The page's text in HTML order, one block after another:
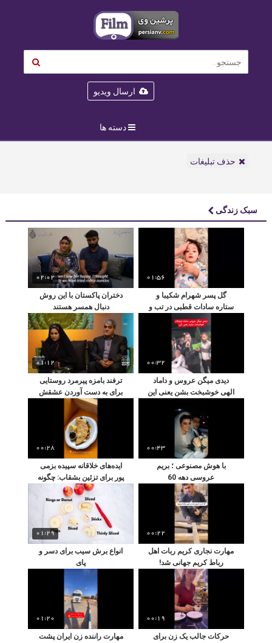
ارسال ویدیو
دسته ها
حذف تبلیغات
سبک زندگی
01:56
گل پسر شهرام شکیبا و
ستاره سادات قطبی در تب و
سرماخوردگی: شیرین
زبونی‌های کودکانه‌اش در این
دوران سخت که همه را
شگفت‌زده کرد
02:02
دختران پاکستان با این روش
دنبال همسر هستند
00:32
دیدی میگن عروس و داماد
الهی خوشبخت بشن یعنی این
01:12
ترفند بامزه پیرمرد روستایی
برای به دست آوردن عشقش
!
00:43
با هوش مصنوعی ؛ بریم
عروسی دهه 60
00:28
ایده‌های خلاقانه سپیده بزمی
پور برای تزئین بشقاب: چگونه
یک وعده غذایی ساده را به یک
اثر هنری خوشمزه و اشتهاآور
تبدیل کنیم؟
00:22
مهارت نجاری کریم ربات اهل
رباط کریم جهانی شد!
01:29
انواع برش سیب برای دسر و
پای
00:19
حرکات جالب یک زن برای
01:20
مهارت راننده زن ایران پشت